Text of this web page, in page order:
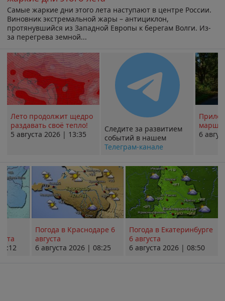
Самые жаркие дни этого лета наступают в центре России.
Виновник экстремальной жары – антициклон,
протянувшийся из Западной Европы к берегам Волги. Из-
за перегрева земной...
Лето продолжит щедро
раздавать своё тепло!
5 августа 2026 | 13:35
Следите за развитием
событий в нашем
Телеграм-канале
6
Погода в Краснодаре 6
августа
6 августа 2026 | 08:25
Погода в Екатеринбурге
6 августа
6 августа 2026 | 08:50